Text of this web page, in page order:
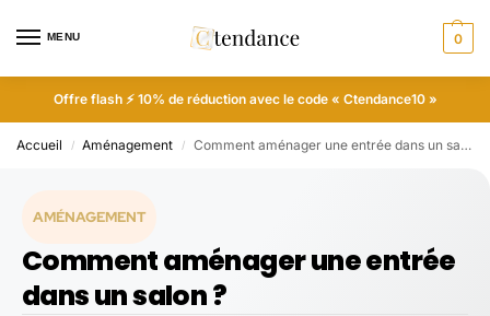
MENU 0
Offre flash ⚡ 10% de réduction avec le code « Ctendance10 »
Accueil / Aménagement / Comment aménager une entrée dans un salon ?
AMÉNAGEMENT
Comment aménager une entrée
dans un salon ?